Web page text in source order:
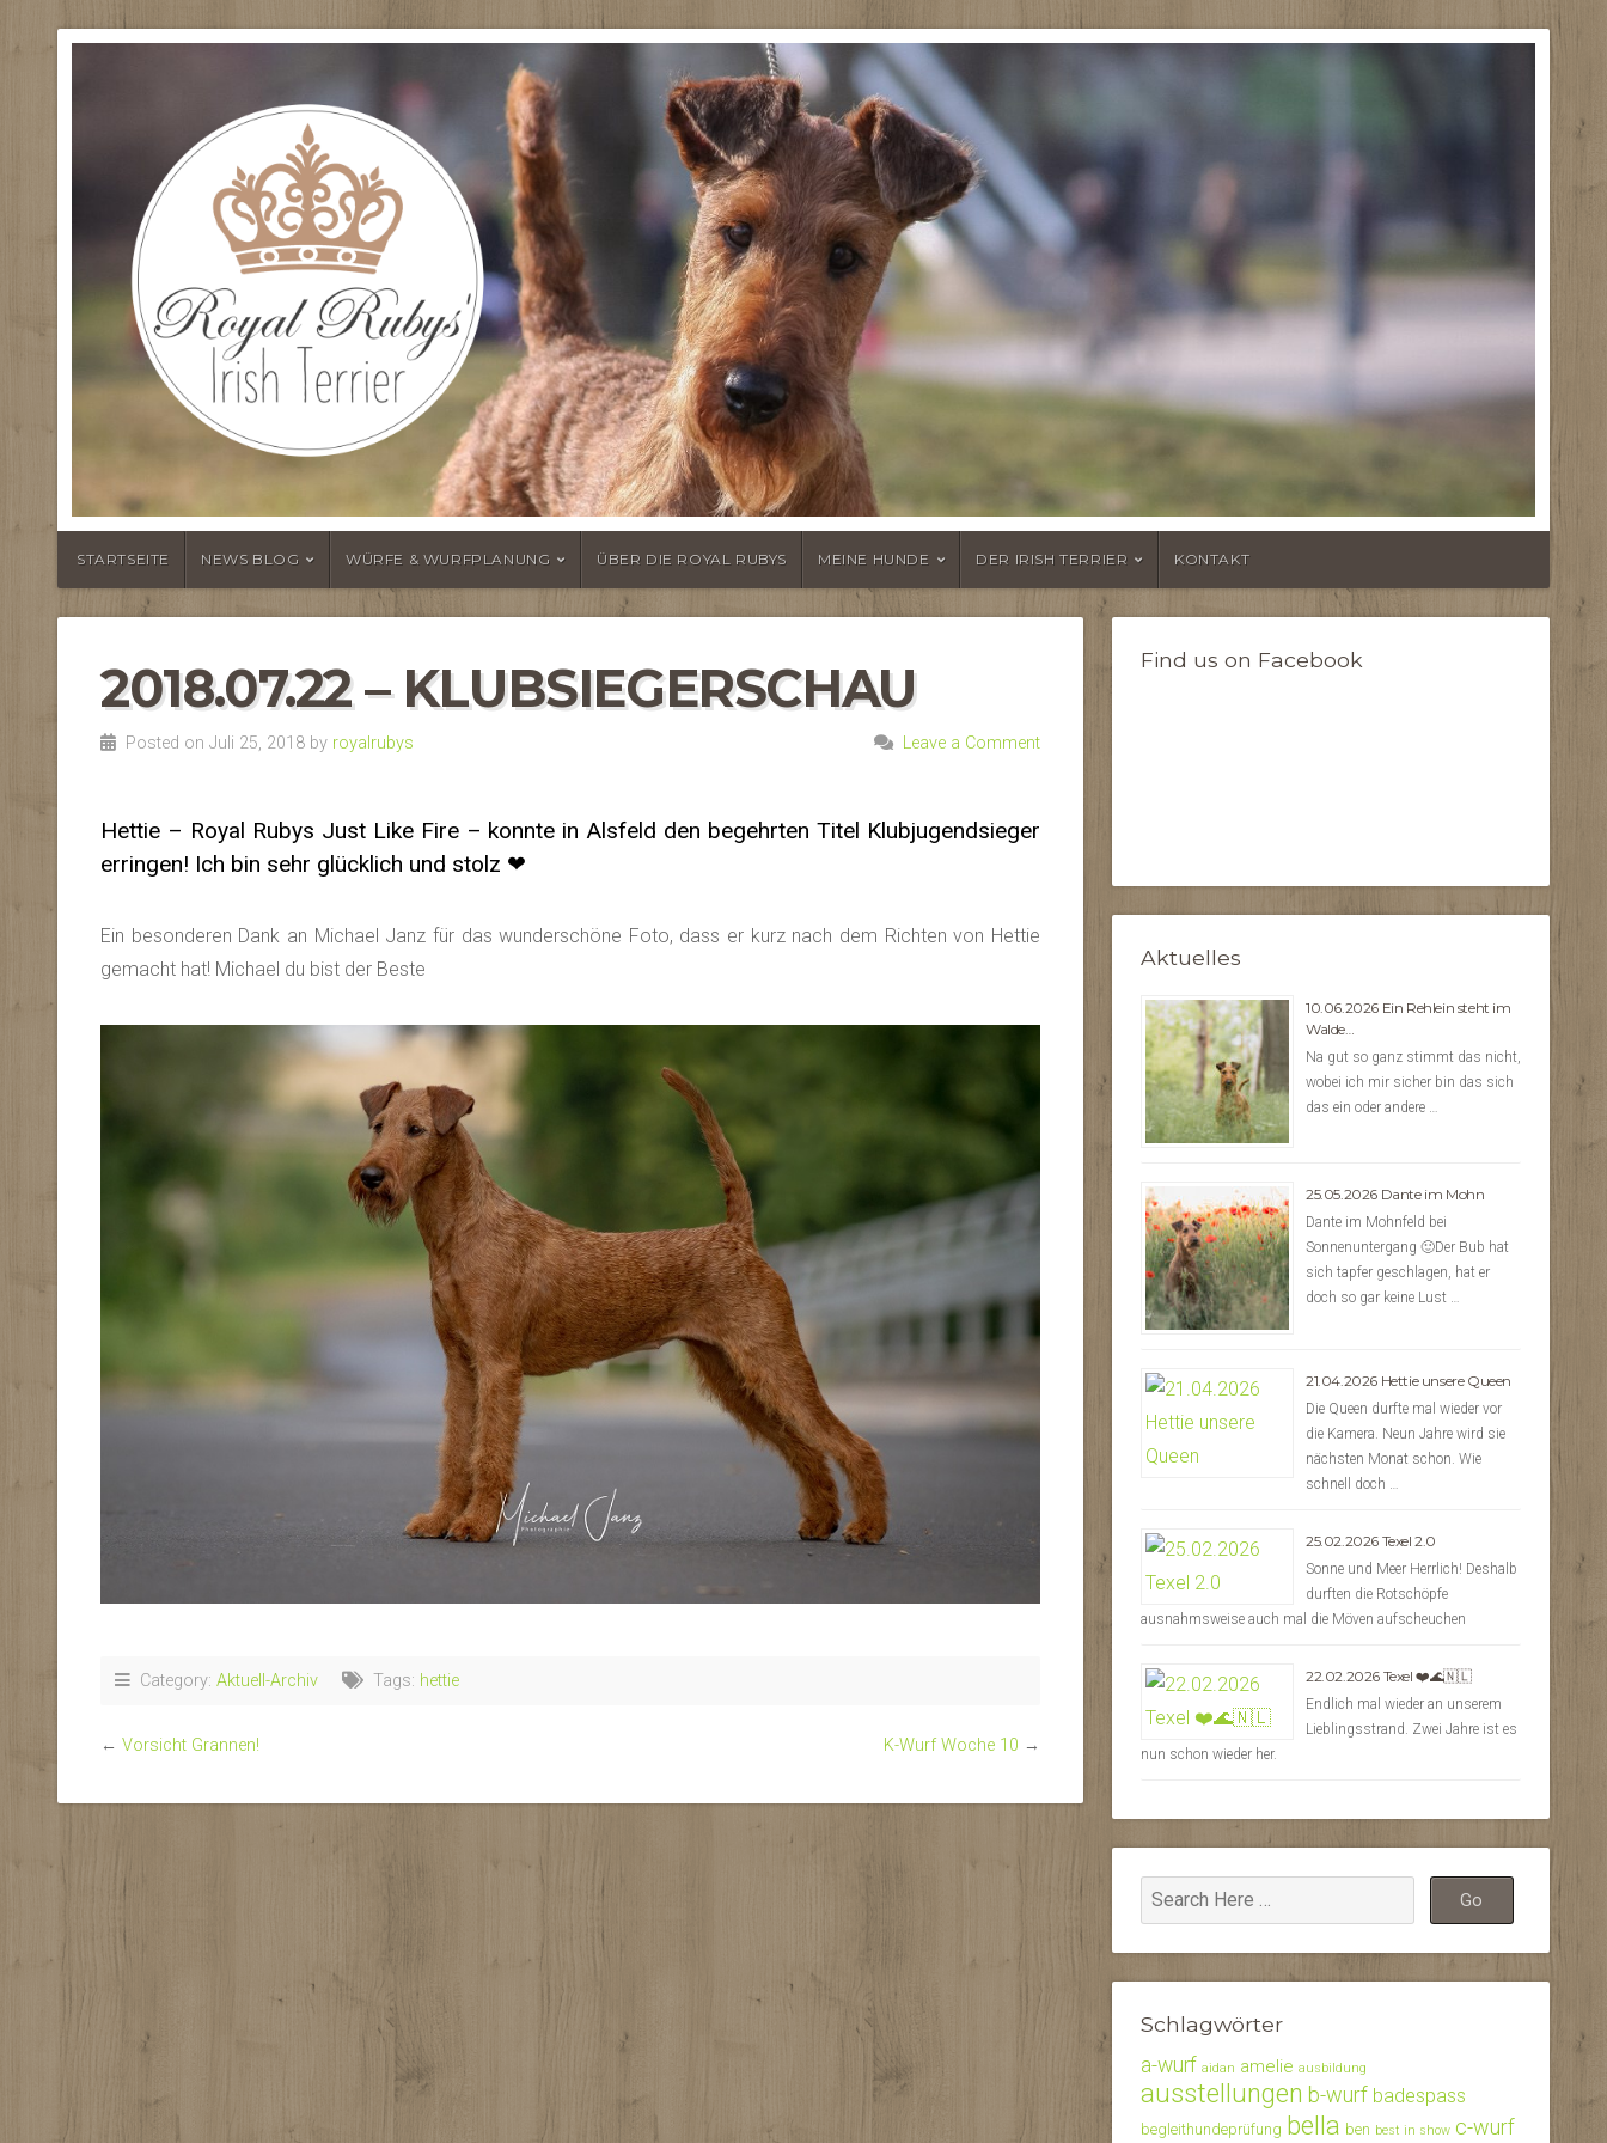
STARTSEITE NEWS BLOG WÜRFE & WURFPLANUNG ÜBER DIE ROYAL RUBYS MEINE HUNDE DER IRISH TERRIER KONTAKT
2018.07.22 – KLUBSIEGERSCHAU
Posted on Juli 25, 2018 by royalrubys Leave a Comment
Hettie – Royal Rubys Just Like Fire – konnte in Alsfeld den begehrten Titel Klubjugendsieger
erringen! Ich bin sehr glücklich und stolz ❤
Ein besonderen Dank an Michael Janz für das wunderschöne Foto, dass er kurz nach dem Richten von Hettie
gemacht hat! Michael du bist der Beste
Category: Aktuell-Archiv Tags: hettie
← Vorsicht Grannen! K-Wurf Woche 10 →
Find us on Facebook
Aktuelles
10.06.2026 Ein Rehlein steht im
Walde…
Na gut so ganz stimmt das nicht,
wobei ich mir sicher bin das sich
das ein oder andere …
25.05.2026 Dante im Mohn
Dante im Mohnfeld bei
Sonnenuntergang 🙂Der Bub hat
sich tapfer geschlagen, hat er
doch so gar keine Lust …
21.04.2026 Hettie unsere Queen
Die Queen durfte mal wieder vor
die Kamera. Neun Jahre wird sie
nächsten Monat schon. Wie
schnell doch …
25.02.2026 Texel 2.0
Sonne und Meer Herrlich! Deshalb
durften die Rotschöpfe
ausnahmsweise auch mal die Möven aufscheuchen
22.02.2026 Texel ❤️🌊🇳🇱
Endlich mal wieder an unserem
Lieblingsstrand. Zwei Jahre ist es
nun schon wieder her.
Schlagwörter
a-wurf aidan amelie ausbildung
ausstellungen b-wurf badespass
begleithundeprüfung bella ben best in show c-wurf